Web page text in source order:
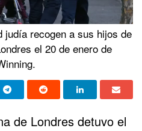
judía recogen a sus hijos de
el 20 de enero de
de Londres detuvo el